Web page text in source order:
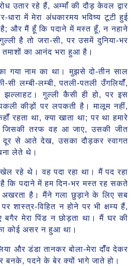
उतार रहे हैं, अम्माँ की दौड़ केवल द्वार
में मेरा अंधकारमय भविष्य टूटी हुई
है; और मैं हूँ कि पदाने में मस्त हूँ, न नहाने
है तो जरा-सी, पर उसमें दुनिया-भर
तमाशों का आनंद भरा हुआ है।
गया नाम का था। मुझसे दो-तीन साल
सी लम्बी-लम्बी, पतली-पतली उँगलियॉँ,
झल्लाहट। गुल्ली कैसी ही हो, पर इस
कीड़ों पर लपकती है। मालूम नहीं,
रहता था, क्या खाता था; पर था हमारे
जिसकी तरफ वह आ जाए, उसकी जीत
दूर से आते देख, उसका दौड़कर स्वागत
लेते थे।
रहे थे। वह पदा रहा था। मैं पद रहा
कि पदाने में हम दिन-भर मस्त रह सकते
अखरता है। मैंने गला छुड़ाने के लिए सब
शास्त्र-विहित न होने पर भी क्षम्य हैं,
बगैर मेरा पिंड न छोड़ता था। मैं घर की
कोई असर न हुआ था।
और डंडा तानकर बोला-मेरा दॉँव देकर
बनके, पदने के बेर क्यों भागे जाते हो।